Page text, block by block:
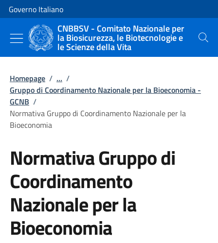
Vai al contenuto
Vai alla navigazione del sito
Governo Italiano
CNBBSV - Comitato Nazionale per
la Biosicurezza, le Biotecnologie e
le Scienze della Vita Cerca
Homepage / ... /
Gruppo di Coordinamento Nazionale per la Bioeconomia -
GCNB /
Normativa Gruppo di Coordinamento Nazionale per la
Bioeconomia
Normativa Gruppo di
Coordinamento
Nazionale per la
Bioeconomia